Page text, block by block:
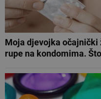
Moja djevojka očajnički
rupe na kondomima.